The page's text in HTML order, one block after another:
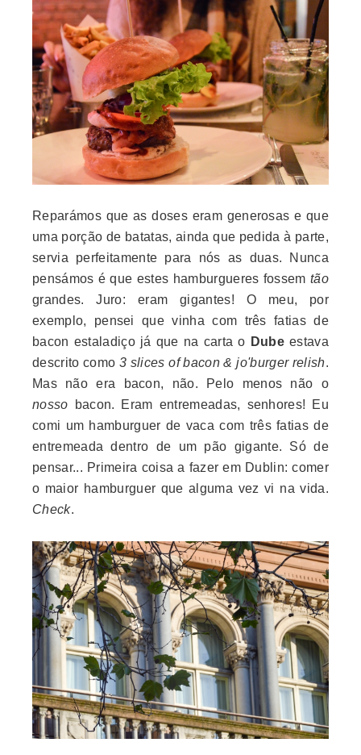
Reparámos que as doses eram generosas e que
uma porção de batatas, ainda que pedida à parte,
servia perfeitamente para nós as duas. Nunca
pensámos é que estes hamburgueres fossemtão
grandes. Juro: eram gigantes! O meu, por
exemplo, pensei que vinha com três fatias de
bacon estaladiço já que na carta o Dubeestava
descrito como 3 slices of bacon & jo'burger relish.
Mas não era bacon, não. Pelo menos não o
nosso bacon. Eram entremeadas, senhores! Eu
comi um hamburguer de vaca com três fatias de
entremeada dentro de um pão gigante. Só de
pensar... Primeira coisa a fazer em Dublin: comer
o maior hamburguer que alguma vez vi na vida.
Check.